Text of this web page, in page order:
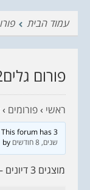
עמוד הבית
פורום גלים2
ראשי ›פורומים ›
This forum has 3 דיונים, 6 תגובות, and was last updated
שנים, 8 חודשים
מוצגים 3 דיונים – 1 עד 3 (מתוך 3 סה״כ)